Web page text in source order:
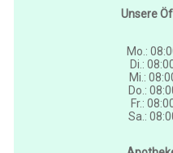
Unsere
Mo.:
Di.:
Mi.:
Do.:
Fr.:
Sa.: